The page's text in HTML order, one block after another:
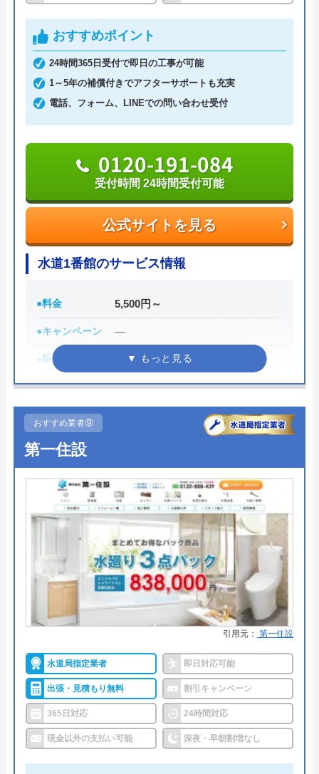
熟練スタッフが訪問してくれるため、技術面に関し
ては信頼出来ますし、最短30分での駆けつけや見積
もりは無料の面も加味すると、相見積もりに利用し
たい業者の一つです。
公式サイトを見る
0120-896-893
受付時間 24時間
代表者 棚原健太郎
創業・設立 37803
所在地
〒107-8545
対応エリア
おすすめポイント
24時間365日受付で即日の工事が可能
1～5年の補償付きでアフターサポートも充実
電話、フォーム、LINEでの問い合わせ受付
公式サイトを見る
0120-191-084
受付時間 24時間受付可能
水道1番館のサービス情報
●料金 5,500円～
●キャンペーン ―
●駆けつけ時間 最短30分
●受付時間
受付時間24時間修理・施工対応時
間7:00～24:00
●定休日
●出張見積もり
●支払い方法 現金、銀行振込
●累計実績
お問い合わせ件数約200,000件、ご
訪問件数約120,000件
●保証・保険 安心補償1～5年の補償
詳細は公式HPでご確認ください
水道1番館がおすすめの理由
水道1番館は全国の水道トラブルに対応している業
者で、全国各所の最寄りの営業所から最短30分で現
場まで駆け付けてくれます。
施工対応時間は7:00～24:00までと幅広く、これ以外
おすすめ業者⑨
第一住設
引用元： 第一住設
水道局指定業者 即日対応可能
出張・見積もり無料 割引キャンペーン
365日対応 24時間対応
現金以外の支払い可能 深夜・早朝割増なし